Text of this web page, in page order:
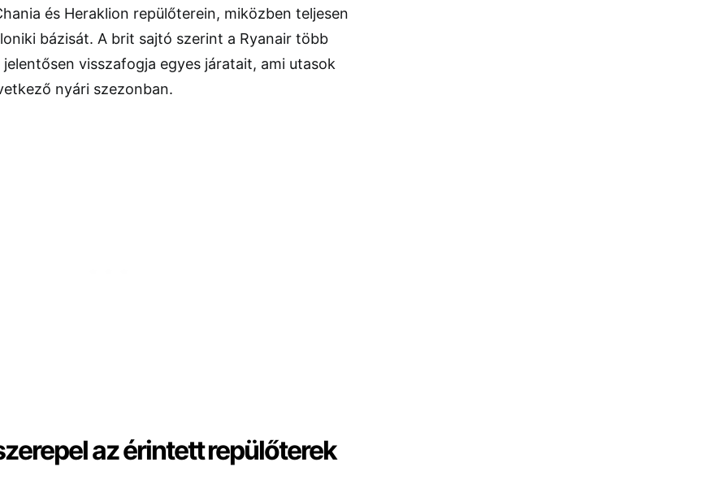
és Heraklion repülőterein, miközben teljesen
bázisát. A brit sajtó szerint a Ryanair több
visszafogja egyes járatait, ami utasok
nyári szezonban.
az érintett repülőterek